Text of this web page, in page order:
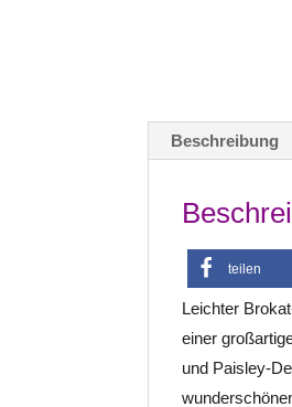
Beschreibung
teilen
Leichter
einer
und Paisley-